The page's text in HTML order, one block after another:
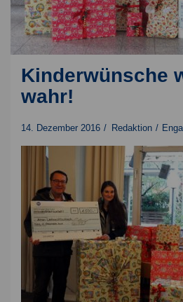
Kinderwünsche
wahr!
14. Dezember 2016 Redaktion